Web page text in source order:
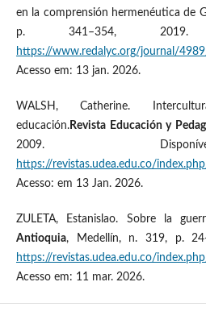
en la comprensión hermenéutica de
p. 341–354, 2019.
https://www.redalyc.org/journal/
Acesso em: 13 jan. 2026.
WALSH, Catherine.
educación.Revista Educación y
2009.
https://revistas.udea.edu.co/
Acesso: em 13 Jan. 2026.
ZULETA, Estanislao. Sobre la
Antioquia, Medellín, n. 319, p.
https://revistas.udea.edu.co/
Acesso em: 11 mar. 2026.